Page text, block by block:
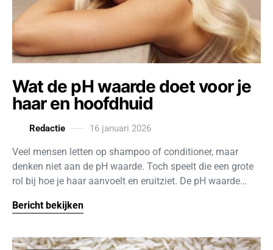
Wat de pH waarde doet voor je
haar en hoofdhuid
Redactie 16 januari 2026
Veel mensen letten op shampoo of conditioner, maar
denken niet aan de pH waarde. Toch speelt die een grote
rol bij hoe je haar aanvoelt en eruitziet. De pH waarde…
Bericht bekijken